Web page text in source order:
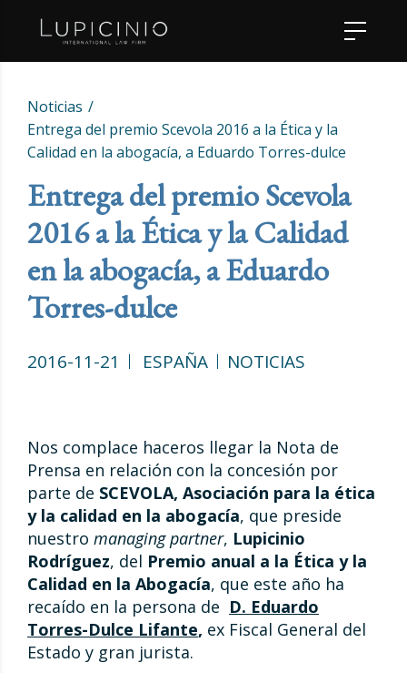
Noticias
Entrega del premio Scevola 2016 a la Ética y la
Calidad en la abogacía, a Eduardo Torres-dulce
Entrega del premio Scevola
2016 a la Ética y la Calidad
en la abogacía, a Eduardo
Torres-dulce
2016-11-21 ESPAÑA NOTICIAS
Nos complace haceros llegar la Nota de
Prensa en relación con la concesión por
parte de SCEVOLA, Asociación para la ética
y la calidad en la abogacía, que preside
nuestro managing partner, Lupicinio
Rodríguez, del Premio anual a la Ética y la
Calidad en la Abogacía, que este año ha
recaído en la persona de D. Eduardo
Torres-Dulce Lifante, ex Fiscal General del
Estado y gran jurista.